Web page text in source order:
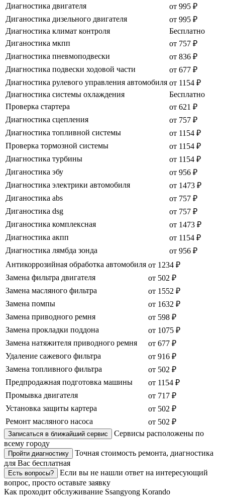
Диагностика двигателя
от 995 ₽
Диганостика дизельного двигателя
от 995 ₽
Диагностика климат контроля
Бесплатно
Диганостика мкпп
от 757 ₽
Диагностика пневмоподвески
от 836 ₽
Диагностика подвески ходовой части
от 677 ₽
Диагностика рулевого управления автомобиля от 1154 ₽
Диагностика системы охлаждения
Бесплатно
Проверка стартера
от 621 ₽
Диагностика сцепления
от 757 ₽
Диагностика топливной системы
от 1154 ₽
Проверка тормозной системы
от 1154 ₽
Диагностика турбины
от 1154 ₽
Диганостика эбу
от 956 ₽
Диагностика электрики автомобиля
от 1473 ₽
Диганостика abs
от 757 ₽
Диганостика dsg
от 757 ₽
Диганостика комплексная
от 1473 ₽
Диагностика акпп
от 1154 ₽
Диагностика лямбда зонда
от 956 ₽
Антикоррозийная обработка автомобиля от 1234 ₽
Замена фильтра двигателя
от 502 ₽
Замена масляного фильтра
от 1552 ₽
Замена помпы
от 1632 ₽
Замена приводного ремня
от 598 ₽
Замена прокладки поддона
от 1075 ₽
Замена натяжителя приводного ремня
от 677 ₽
Удаление сажевого фильтра
от 916 ₽
Замена топливного фильтра
от 502 ₽
Предпродажная подготовка машины
от 1154 ₽
Промывка двигателя
от 717 ₽
Установка защиты картера
от 502 ₽
Ремонт масляного насоса
от 502 ₽
Записаться в ближайший сервис
Сервисы расположены по
всему городу
Пройти диагностику
Точная стоимость ремонта, диагностика
для Вас бесплатная
Есть вопросы?
Если вы не нашли ответ на интересующий
вопрос, просто оставьте заявку
Как проходит обслуживание Ssangyong Korando